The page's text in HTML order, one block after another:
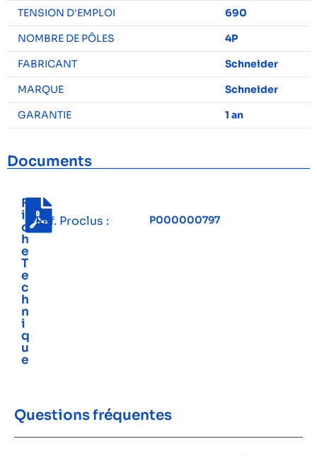
TENSION D'EMPLOI
690
NOMBRE DE PÔLES
4P
FABRICANT
Schneider
MARQUE
Schneider
GARANTIE
1 an
Documents
F
i
c
h
e
T
e
c
h
n
i
q
u
e
Réf. Proclus : P000000797
Questions fréquentes